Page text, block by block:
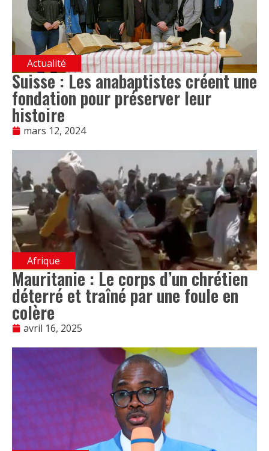
Actualité
Suisse : Les anabaptistes créent une
fondation pour préserver leur
histoire
mars 12, 2024
Afrique
Mauritanie : Le corps d’un chrétien
déterré et traîné par une foule en
colère
avril 16, 2025